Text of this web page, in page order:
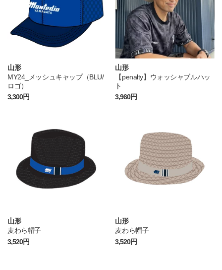
山形
MY24_メッシュキャップ（BLU/
ロゴ）
3,300円
山形
【penalty】ウォッシャブルハッ
ト
3,960円
山形
麦わら帽子
3,520円
山形
麦わら帽子
3,520円